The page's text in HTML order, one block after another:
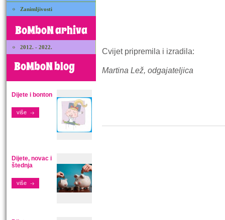
Zanimljivosti
BoMboN arhiva
2012. - 2022.
BoMboN blog
Dijete i bonton
više
Dijete, novac i
štednja
više
Cvijet pripremila i izradila:
Martina Lež, odgajateljica